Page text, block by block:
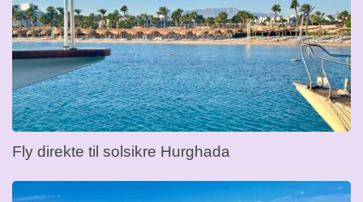
Fly direkte til solsikre Hurghada